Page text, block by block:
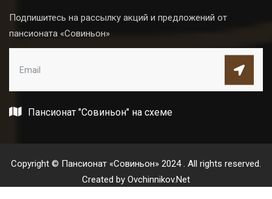
Подпишитесь на рассылку акций и предложений от
пансионата «Совиньон»
Пансионат "Совиньон" на схеме
Copyright © Пансионат «Совиньон» 2024 . All rights reserved.
Created by Ovchinnikov.Net